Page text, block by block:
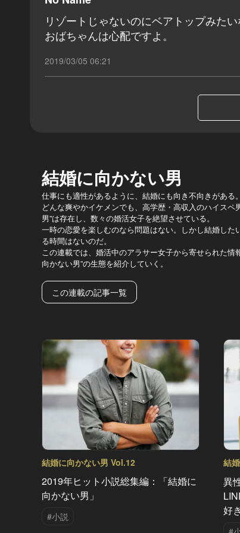
リゾートじゃないのにベアトップみたい
おばちゃんは心配ですよ。
2019/03/05 06:21
結婚に向かない男
仕事にも適性があるように、結婚にも向き不向きがある。
どんな爽やかイケメンでも、高学歴・高収入のハイスペ
男”は存在し、数々の婚活女子を絶望させている。
一時の恋愛を楽しむのなら問題はない。しかし結婚し
る時間はないのだ。
この連載では、婚活中のアラサー女子から寄せられた情
向かない男”の生態を紹介していく。
この連載の記事一覧
結婚に向かない男 Vol.12
2019年ヒット小説総集編：「結婚に
向かない男」
#小説
結
異
好